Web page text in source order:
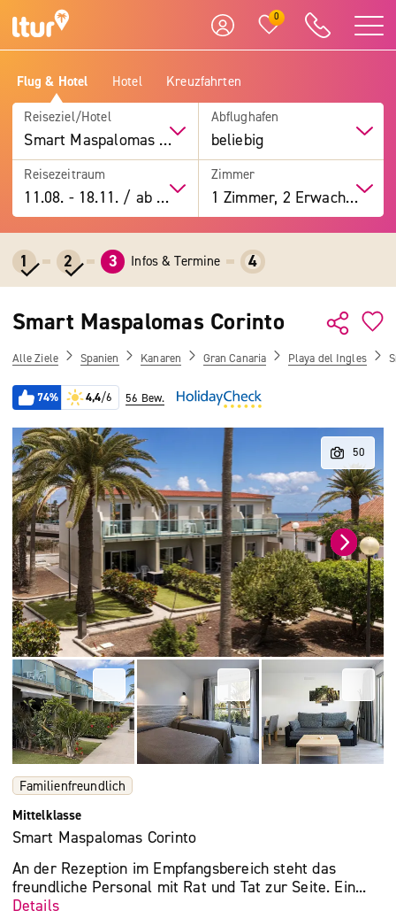
0
Flug & Hotel Hotel Kreuzfahrten
Reiseziel/Hotel
Smart Maspalomas Corinto
Abflughafen
beliebig
Reisezeitraum
11.08. -18.11. / ab 7 Tage
Zimmer
1 Zimmer, 2 Erwachsene
1 2 3 Infos & Termine 4
Smart Maspalomas Corinto
Alle Ziele Spanien Kanaren Gran Canaria Playa del Ingles
74% 4,4/6 56 Bew.
Familienfreundlich
Mittelklasse
Smart Maspalomas Corinto
An der Rezeption im Empfangsbereich steht das
freundliche Personal mit Rat und Tat zur Seite. Ein...
Details